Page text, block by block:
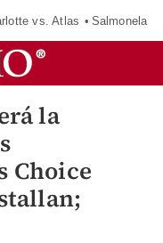
vs. Atlas Salmonela
la
Choice